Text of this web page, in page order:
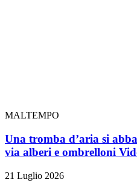
MALTEMPO
Una tromba d’aria si
via alberi e ombrelloni
21 Luglio 2026